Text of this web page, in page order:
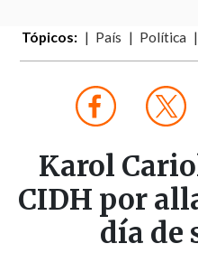
Tópicos: País Política
Karol
CIDH por
día de